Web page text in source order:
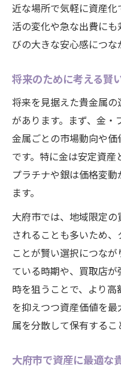
近な場所で気軽に資産
活の変化や急な出費に
びの大きな安心感につな
将来のために考える賢
将来を見据えた貴金属
があります。まず、金
金属ごとの市場動向や
です。特に金は安定資産
プラチナや銀は価格変
ます。
大府市では、地域限定
されることも多いため
ことが賢い選択につな
ている時期や、買取店
時を狙うことで、より
を抑えつつ資産価値を
属を分散して保有するこ
大府市で資産に最適な